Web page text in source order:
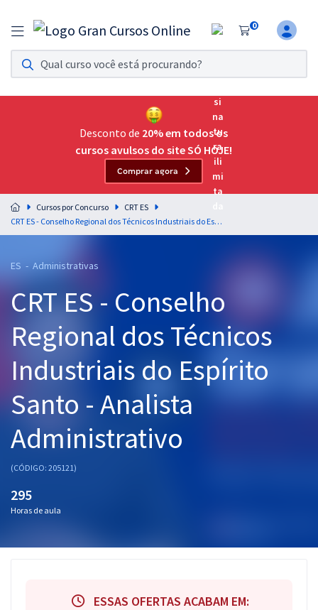
0
Assinatura Ilimitada 11
Acesso a todos os cursos. Teste grátis por 7 dias!
Assinatura OAB Até Passar
Acesso ilimitado a toda preparação para o Exame da
Residências Multiprofissionais
Preparação completa e intensiva para as principais
residências em saúde do Brasil
Cursos 20% OFF
Pós
Graduação
OAB
Mentorias
Questões grátis
Conteúdo gratuito
Aprovados
Desconto de 20% em todos os
cursos avulsos do site SÓ HOJE!
Comprar agora
Cursos por Concurso
CRT ES
CRT ES - Conselho Regional dos Técnicos Industriais do Espírito Santo - Analista Administrativo
ES - Administrativas
CRT ES - Conselho
Regional dos Técnicos
Industriais do Espírito
Santo - Analista
Administrativo
(CÓDIGO: 205121)
295
Horas de aula
ESSAS OFERTAS ACABAM EM: